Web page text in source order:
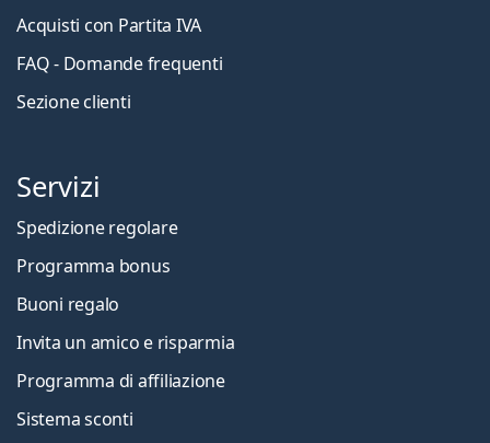
Acquisti con Partita IVA
FAQ - Domande frequenti
Sezione clienti
Servizi
Spedizione regolare
Programma bonus
Buoni regalo
Invita un amico e risparmia
Programma di affiliazione
Sistema sconti